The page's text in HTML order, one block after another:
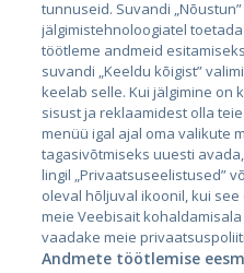
Латвия
Литва
tunnuseid. Suvandi
jälgimistehnoloogiatel
töötleme andmeid
suvandi „Keeldu kõigist”
keelab selle. Kui jälgimine on
sisust ja reklaamidest olla
menüü igal ajal oma valikute
tagasivõtmiseks uuesti
lingil „Privaatsuseelistused”
oleval hõljuval ikoonil, kui
meie Veebisait
vaadake meie
Andmete töötlemise